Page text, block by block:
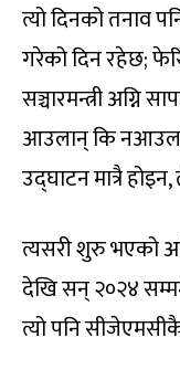
त्यो दिनको तनाव
गरेको दिन रहेछ;
सञ्चारमन्त्री अग्नि
आउलान् कि
उद्घाटन मात्रै
त्यसरी शुरु भएको
देखि सन् २०२४
त्यो पनि